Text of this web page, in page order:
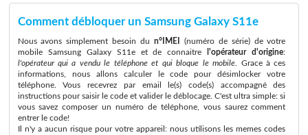
Comment débloquer un Samsung Galaxy S11e
Nous avons simplement besoin du n°IMEI
(numéro de série) de votre
mobile Samsung Galaxy S11e et de connaitre
l'opérateur d'origine:
l'opérateur qui a vendu le téléphone et qui bloque le mobile . Grace à ces
informations, nous allons calculer le code pour désimlocker votre
téléphone. Vous recevrez par email le(s) code(s) accompagné des
instructions pour saisir le code et valider le déblocage. C'est ultra simple: si
vous savez composer un numéro de téléphone, vous saurez comment
entrer le code!
Il n'y a aucun risque pour votre appareil: nous utilisons les memes codes